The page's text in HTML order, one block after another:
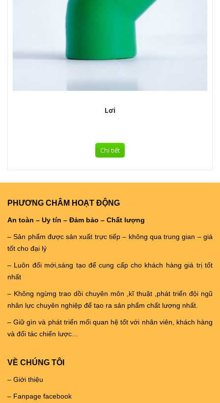
Lơi
Chi tiết
PHƯƠNG CHÂM HOẠT ĐỘNG
An toàn – Uy tín – Đảm bảo – Chất lượng
– Sản phẩm được sản xuất trực tiếp – không qua trung gian – giá
tốt cho đại lý
– Luôn đổi mới,sáng tạo để cung cấp cho khách hàng giá trị tốt
nhất
– Không ngừng trao dồi chuyên môn ,kĩ thuật ,phát triển đội ngũ
nhân lực chuyên nghiệp để tạo ra sản phẩm chất lượng nhất.
– Giữ gìn và phát triển mối quan hệ tốt với nhân viên, khách hàng
và đối tác chiến lược…
VỀ CHÚNG TÔI
– Giới thiệu
– Fanpage facebook